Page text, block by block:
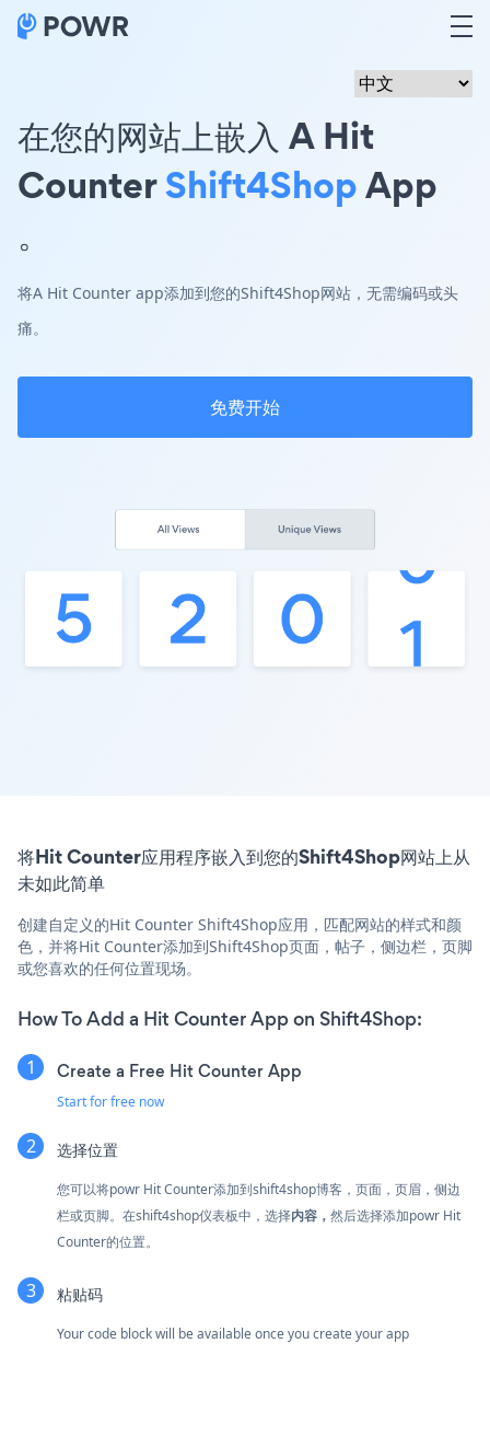
在您的网站上嵌入 A Hit
CounterShift4ShopApp
。
将A Hit Counter app添加到您的Shift4Shop网站，无需编码或头
痛。
免费开始
将Hit Counter应用程序嵌入到您的Shift4Shop网站上从
未如此简单
创建自定义的Hit Counter Shift4Shop应用，匹配网站的样式和颜
色，并将Hit Counter添加到Shift4Shop页面，帖子，侧边栏，页脚
或您喜欢的任何位置现场。
How To Add a Hit Counter App on Shift4Shop:
Create a Free Hit Counter App
Start for free now
选择位置
您可以将powr Hit Counter添加到shift4shop博客，页面，页眉，侧边
栏或页脚。在shift4shop仪表板中，选择内容， 然后选择添加powr Hit
Counter的位置。
粘贴码
Your code block will be available once you create your app